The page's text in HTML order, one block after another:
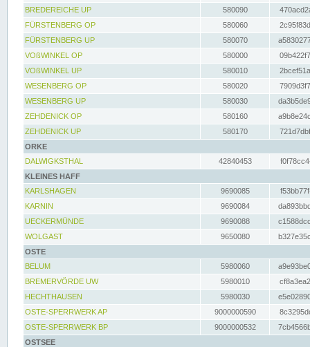
BREDEREICHE UP
580090
FÜRSTENBERG OP
580060
FÜRSTENBERG UP
580070
VOßWINKEL OP
580000
VOßWINKEL UP
580010
WESENBERG OP
580020
WESENBERG UP
580030
ZEHDENICK OP
580160
ZEHDENICK UP
580170
ORKE
DALWIGKSTHAL
42840453
KLEINES HAFF
KARLSHAGEN
9690085
KARNIN
9690084
UECKERMÜNDE
9690088
WOLGAST
9650080
OSTE
BELUM
5980060
BREMERVÖRDE UW
5980010
HECHTHAUSEN
5980030
OSTE-SPERRWERK AP
9000000590
OSTE-SPERRWERK BP
9000000532
OSTSEE